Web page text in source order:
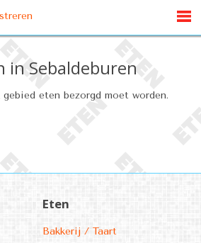
in Sebaldeburen
eten bezorgd moet worden.
Eten
Bakkerij / Taart